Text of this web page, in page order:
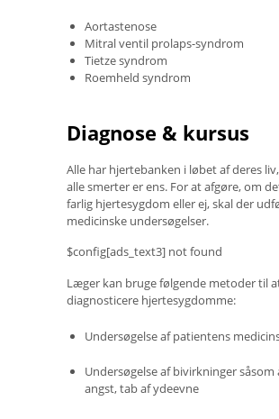
Aortastenose
Mitral ventil prolaps-syndrom
Tietze syndrom
Roemheld syndrom
Diagnose & kursus
Alle har hjertebanken i løbet af deres
alle smerter er ens. For at afgøre, om
farlig hjertesygdom eller ej, skal der
medicinske undersøgelser.
$config[ads_text3] not found
Læger kan bruge følgende metoder til
diagnosticere hjertesygdomme:
Undersøgelse af patientens
Undersøgelse af bivirkninger
angst, tab af ydeevne